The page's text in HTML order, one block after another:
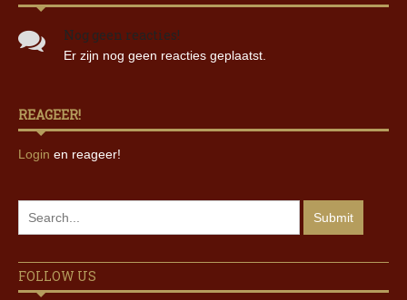
Nog geen reacties!
Er zijn nog geen reacties geplaatst.
REAGEER!
Login en reageer!
FOLLOW US